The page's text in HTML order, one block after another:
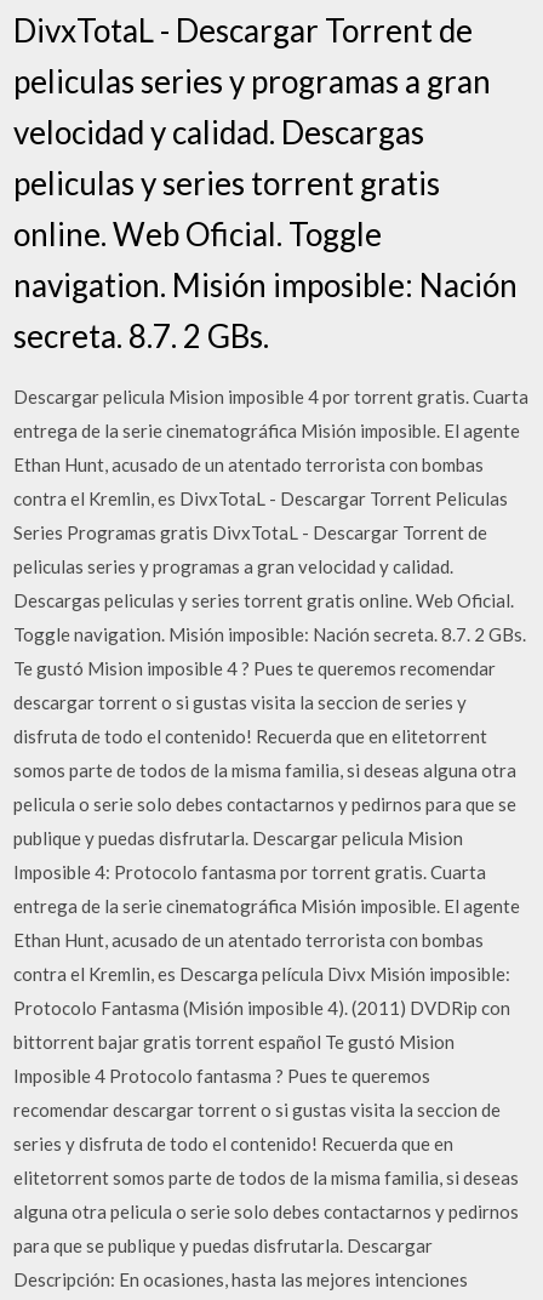
DivxTotaL - Descargar Torrent de
peliculas series y programas a gran
velocidad y calidad. Descargas
peliculas y series torrent gratis
online. Web Oficial. Toggle
navigation. Misión imposible: Nación
secreta. 8.7. 2 GBs.
Descargar pelicula Mision imposible 4 por torrent gratis. Cuarta
entrega de la serie cinematográfica Misión imposible. El agente
Ethan Hunt, acusado de un atentado terrorista con bombas
contra el Kremlin, es DivxTotaL - Descargar Torrent Peliculas
Series Programas gratis DivxTotaL - Descargar Torrent de
peliculas series y programas a gran velocidad y calidad.
Descargas peliculas y series torrent gratis online. Web Oficial.
Toggle navigation. Misión imposible: Nación secreta. 8.7. 2 GBs.
Te gustó Mision imposible 4 ? Pues te queremos recomendar
descargar torrent o si gustas visita la seccion de series y
disfruta de todo el contenido! Recuerda que en elitetorrent
somos parte de todos de la misma familia, si deseas alguna otra
pelicula o serie solo debes contactarnos y pedirnos para que se
publique y puedas disfrutarla. Descargar pelicula Mision
Imposible 4: Protocolo fantasma por torrent gratis. Cuarta
entrega de la serie cinematográfica Misión imposible. El agente
Ethan Hunt, acusado de un atentado terrorista con bombas
contra el Kremlin, es Descarga película Divx Misión imposible:
Protocolo Fantasma (Misión imposible 4). (2011) DVDRip con
bittorrent bajar gratis torrent español Te gustó Mision
Imposible 4 Protocolo fantasma ? Pues te queremos
recomendar descargar torrent o si gustas visita la seccion de
series y disfruta de todo el contenido! Recuerda que en
elitetorrent somos parte de todos de la misma familia, si deseas
alguna otra pelicula o serie solo debes contactarnos y pedirnos
para que se publique y puedas disfrutarla. Descargar
Descripción: En ocasiones, hasta las mejores intenciones